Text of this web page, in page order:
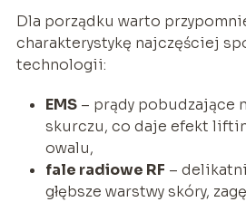
Dla porządku warto
charakterystykę najczęściej
technologii:
EMS– prądy pobudzające
skurczu, co daje efekt
owalu,
fale radiowe RF –
głębsze warstwy skóry,